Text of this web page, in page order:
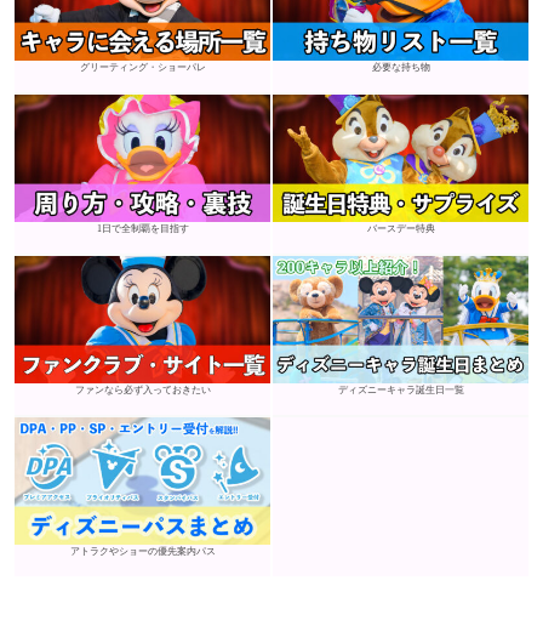
グリーティング・ショーパレ 必要な持ち物
1日で全制覇を目指す バースデー特典
ファンなら必ず入っておきたい ディズニーキャラ誕生日一覧
アトラクやショーの優先案内パス